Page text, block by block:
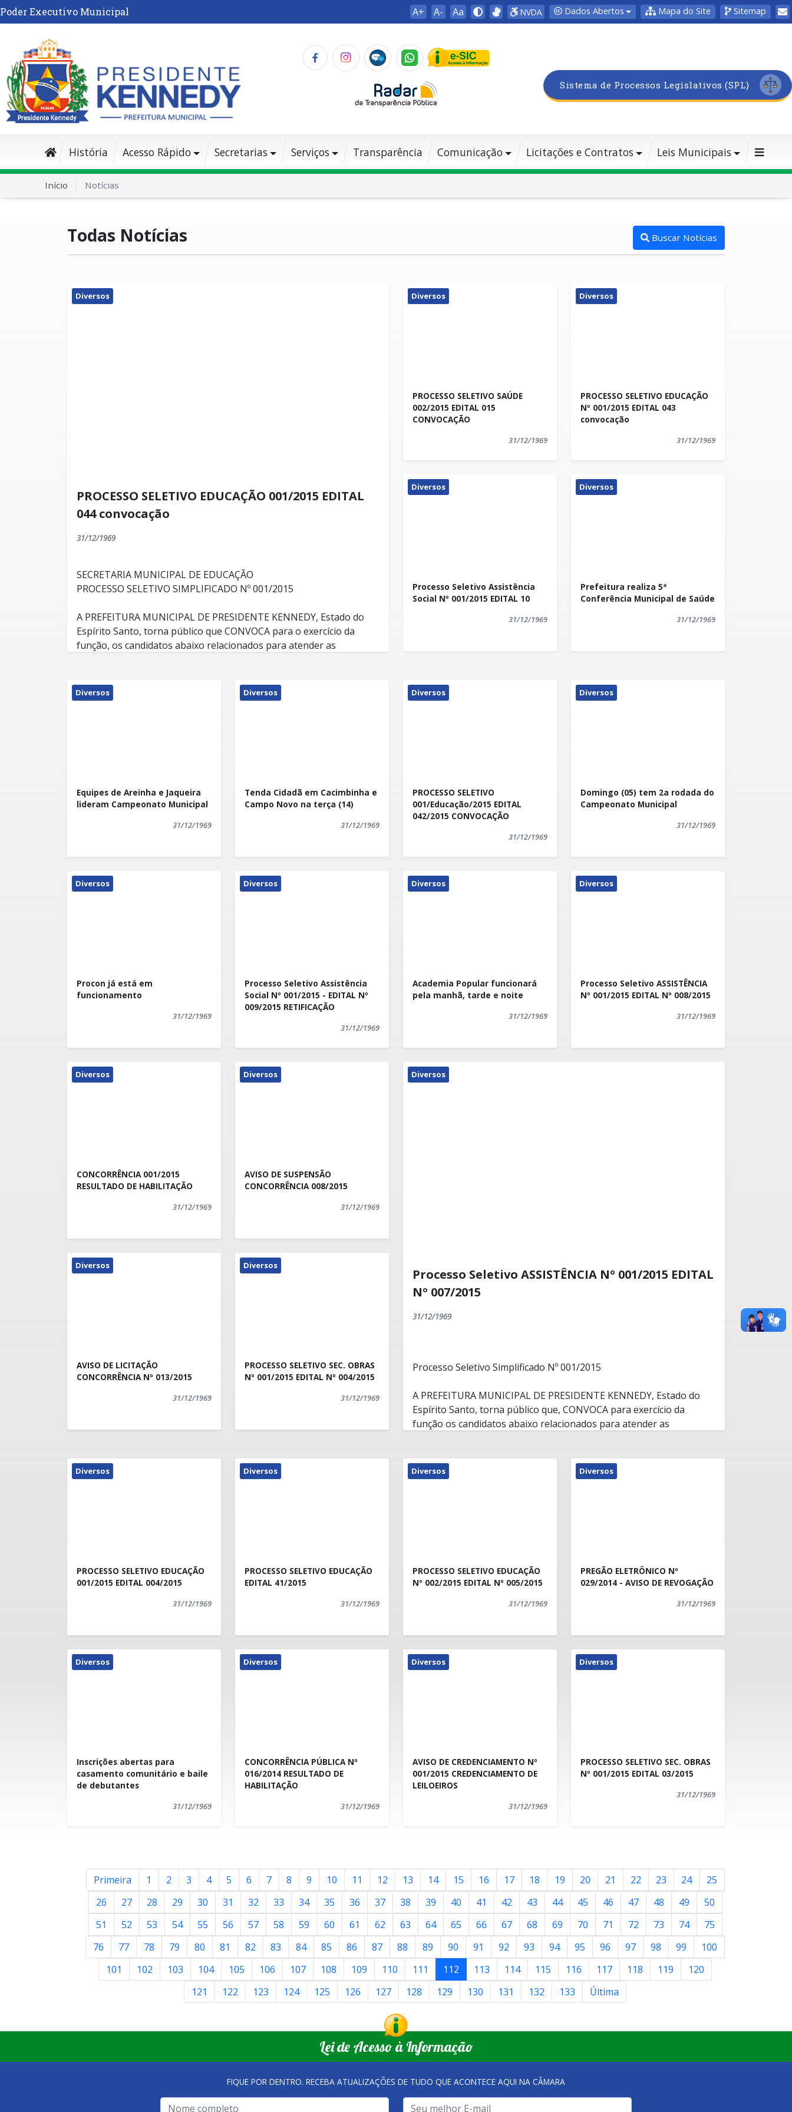
Poder Executivo Municipal A+ A- Aa NVDA Dados Abertos Mapa do Site Sitemap
Sistema de Processos Legislativos (SPL)
História Acesso Rápido Secretarias Serviços Transparência Comunicação Licitações e Contratos Leis Municipais
Início Notícias
Todas Notícias Buscar Notícias
Diversos
PROCESSO SELETIVO EDUCAÇÃO 001/2015 EDITAL
044 convocação
31/12/1969
SECRETARIA MUNICIPAL DE EDUCAÇÃO
PROCESSO SELETIVO SIMPLIFICADO Nº 001/2015
A PREFEITURA MUNICIPAL DE PRESIDENTE KENNEDY, Estado do
Espírito Santo, torna público que CONVOCA para o exercício da
função, os candidatos abaixo relacionados para atender as
Edital/SEME/ nº 001/2014 publicado no dia 12 de dezembro de 2014,
a saber:
EDITAL 044/2015
Diversos
PROCESSO SELETIVO SAÚDE
002/2015 EDITAL 015
CONVOCAÇÃO
31/12/1969
Diversos
PROCESSO SELETIVO EDUCAÇÃO
Nº 001/2015 EDITAL 043
convocação
31/12/1969
Diversos
Processo Seletivo Assistência
Social Nº 001/2015 EDITAL 10
31/12/1969
Diversos
Prefeitura realiza 5ª
Conferência Municipal de Saúde
31/12/1969
Diversos
Equipes de Areinha e Jaqueira
lideram Campeonato Municipal
31/12/1969
Diversos
Tenda Cidadã em Cacimbinha e
Campo Novo na terça (14)
31/12/1969
Diversos
PROCESSO SELETIVO
001/Educação/2015 EDITAL
042/2015 CONVOCAÇÃO
31/12/1969
Diversos
Domingo (05) tem 2a rodada do
Campeonato Municipal
31/12/1969
Diversos
Procon já está em
funcionamento
31/12/1969
Diversos
Processo Seletivo Assistência
Social Nº 001/2015 - EDITAL Nº
009/2015 RETIFICAÇÃO
31/12/1969
Diversos
Academia Popular funcionará
pela manhã, tarde e noite
31/12/1969
Diversos
Processo Seletivo ASSISTÊNCIA
Nº 001/2015 EDITAL Nº 008/2015
31/12/1969
Diversos
CONCORRÊNCIA 001/2015
RESULTADO DE HABILITAÇÃO
31/12/1969
Diversos
AVISO DE SUSPENSÃO
CONCORRÊNCIA 008/2015
31/12/1969
Diversos
AVISO DE LICITAÇÃO
CONCORRÊNCIA Nº 013/2015
31/12/1969
Diversos
PROCESSO SELETIVO SEC. OBRAS
Nº 001/2015 EDITAL Nº 004/2015
31/12/1969
Diversos
Processo Seletivo ASSISTÊNCIA Nº 001/2015 EDITAL
Nº 007/2015
31/12/1969
Processo Seletivo Simplificado Nº 001/2015
A PREFEITURA MUNICIPAL DE PRESIDENTE KENNEDY, Estado do
Espírito Santo, torna público que, CONVOCA para exercício da
função os candidatos abaixo relacionados para atender as
Edital nº 001/2015, a saber:
EDITAL Nº 007/2015
Diversos
PROCESSO SELETIVO EDUCAÇÃO
001/2015 EDITAL 004/2015
31/12/1969
Diversos
PROCESSO SELETIVO EDUCAÇÃO
EDITAL 41/2015
31/12/1969
Diversos
PROCESSO SELETIVO EDUCAÇÃO
Nº 002/2015 EDITAL Nº 005/2015
31/12/1969
Diversos
PREGÃO ELETRÔNICO Nº
029/2014 - AVISO DE REVOGAÇÃO
31/12/1969
Diversos
Inscrições abertas para
casamento comunitário e baile
de debutantes
31/12/1969
Diversos
CONCORRÊNCIA PÚBLICA Nº
016/2014 RESULTADO DE
HABILITAÇÃO
31/12/1969
Diversos
AVISO DE CREDENCIAMENTO Nº
001/2015 CREDENCIAMENTO DE
LEILOEIROS
31/12/1969
Diversos
PROCESSO SELETIVO SEC. OBRAS
Nº 001/2015 EDITAL 03/2015
31/12/1969
Primeira 1 2 3 4 5 6 7 8 9 10 11 12 13 14 15 16 17 18 19 20 21 22 23 24
25
26
27 28 29 30 31 32 33 34 35 36 37 38 39 40 41 42 43 44 45 46 47 48 49
50
51
52 53 54 55 56 57 58 59 60 61 62 63 64 65 66 67 68 69 70 71 72 73 74
75
76
77 78 79 80 81 82 83 84 85 86 87 88 89 90 91 92 93 94 95 96 97 98 99
100
101
102 103 104 105 106 107 108 109 110 111 112 113 114 115 116 117 118 119
120
121
122 123 124 125 126 127 128 129 130 131 132 133 Última
Lei de Acesso à Informação
FIQUE POR DENTRO. RECEBA ATUALIZAÇÕES DE TUDO QUE ACONTECE AQUI NA CÂMARA